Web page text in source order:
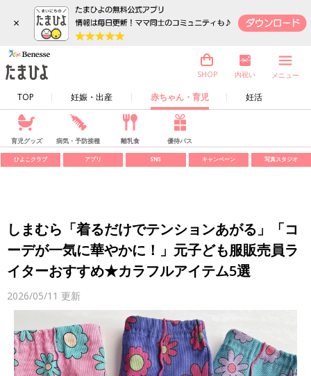
×
TOP 妊娠・出産 赤ちゃん・育児 妊活
SHOP 内祝い メニュー
育児グッズ 病気・予防接種 離乳食 優待パス
ひよこクラブ アプリ SNS キャンペーン 写真スタジオ
しまむら「着るだけでテンションあがる」「コ
ーデが一気に華やかに！」元子ども服販売員ラ
イターおすすめ★カラフルアイテム5選
2026/05/11 更新